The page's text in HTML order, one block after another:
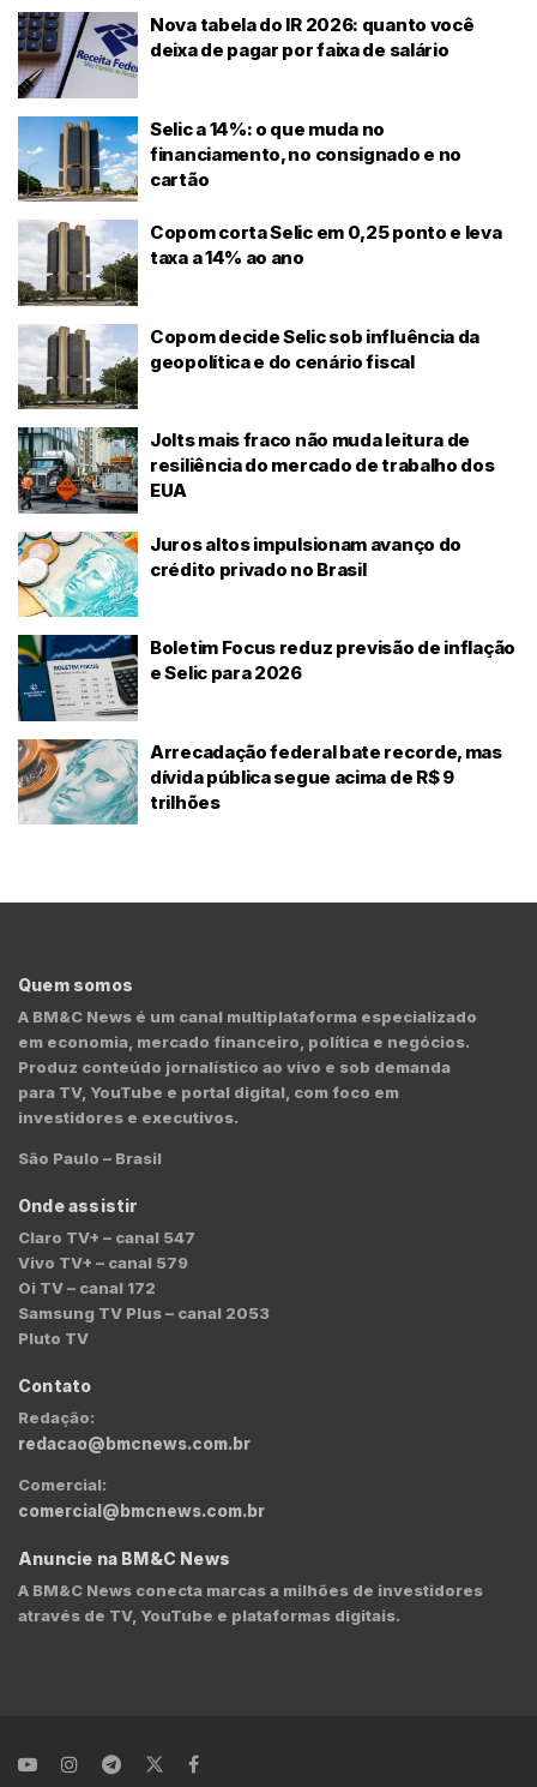
Nova tabela do IR 2026: quanto você
deixa de pagar por faixa de salário
Selic a 14%: o que muda no
financiamento, no consignado e no
cartão
Copom corta Selic em 0,25 ponto e leva
taxa a 14% ao ano
Copom decide Selic sob influência da
geopolítica e do cenário fiscal
Jolts mais fraco não muda leitura de
resiliência do mercado de trabalho dos
EUA
Juros altos impulsionam avanço do
crédito privado no Brasil
Boletim Focus reduz previsão de inflação
e Selic para 2026
Arrecadação federal bate recorde, mas
dívida pública segue acima de R$ 9
trilhões
Quem somos
A BM&C News é um canal multiplataforma especializado
em economia, mercado financeiro, política e negócios.
Produz conteúdo jornalístico ao vivo e sob demanda
para TV, YouTube e portal digital, com foco em
investidores e executivos.
São Paulo – Brasil
Onde assistir
Claro TV+ – canal 547
Vivo TV+ – canal 579
Oi TV – canal 172
Samsung TV Plus – canal 2053
Pluto TV
Contato
Redação:
redacao@bmcnews.com.br
Comercial:
comercial@bmcnews.com.br
Anuncie na BM&C News
A BM&C News conecta marcas a milhões de investidores
através de TV, YouTube e plataformas digitais.